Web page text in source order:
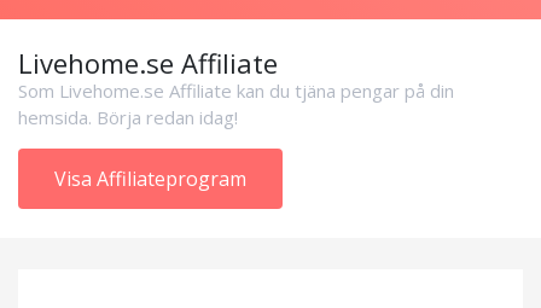
Livehome.se Affiliate
Som Livehome.se Affiliate kan du tjäna pengar på din
hemsida. Börja redan idag!
Visa Affiliateprogram